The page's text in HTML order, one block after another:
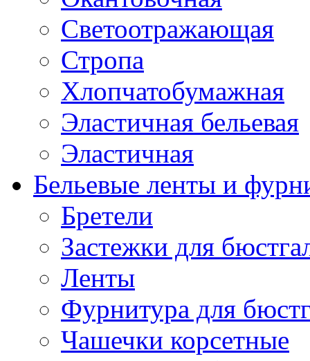
Светоотражающая
Стропа
Хлопчатобумажная
Эластичная бельевая
Эластичная
Бельевые ленты и
Бретели
Застежки для
Ленты
Фурнитура для
Чашечки корсетные